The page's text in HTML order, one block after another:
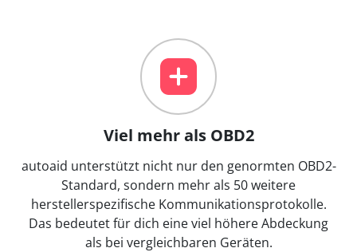
Viel mehr als OBD2
autoaid unterstützt nicht nur den genormten OBD2-
Standard, sondern mehr als 50 weitere
herstellerspezifische Kommunikationsprotokolle.
Das bedeutet für dich eine viel höhere Abdeckung
als bei vergleichbaren Geräten.